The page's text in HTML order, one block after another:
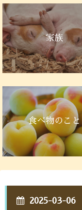
家族
食べ物のこと
2025-03-06